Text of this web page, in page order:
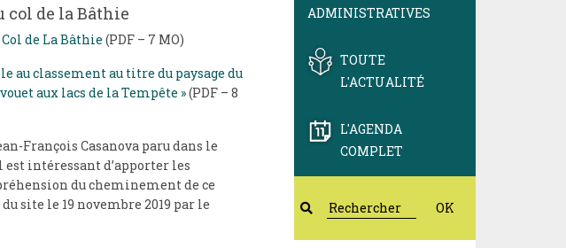
col de la Bâthie
de La Bâthie (PDF – 7 MO)
au classement au titre du paysage du
aux lacs de la Tempête »(PDF – 8
François Casanova paru dans le
est intéressant d’apporter les
du cheminement de ce
site le 19 novembre 2019 par le
ADMINISTRATIVES
TOUTE
L'ACTUALITÉ
L'AGENDA
COMPLET
OK